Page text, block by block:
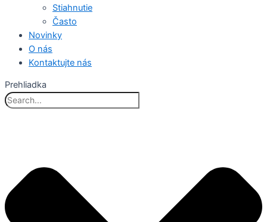
Stiahnutie
Často
Novinky
O nás
Kontaktujte nás
Prehliadka